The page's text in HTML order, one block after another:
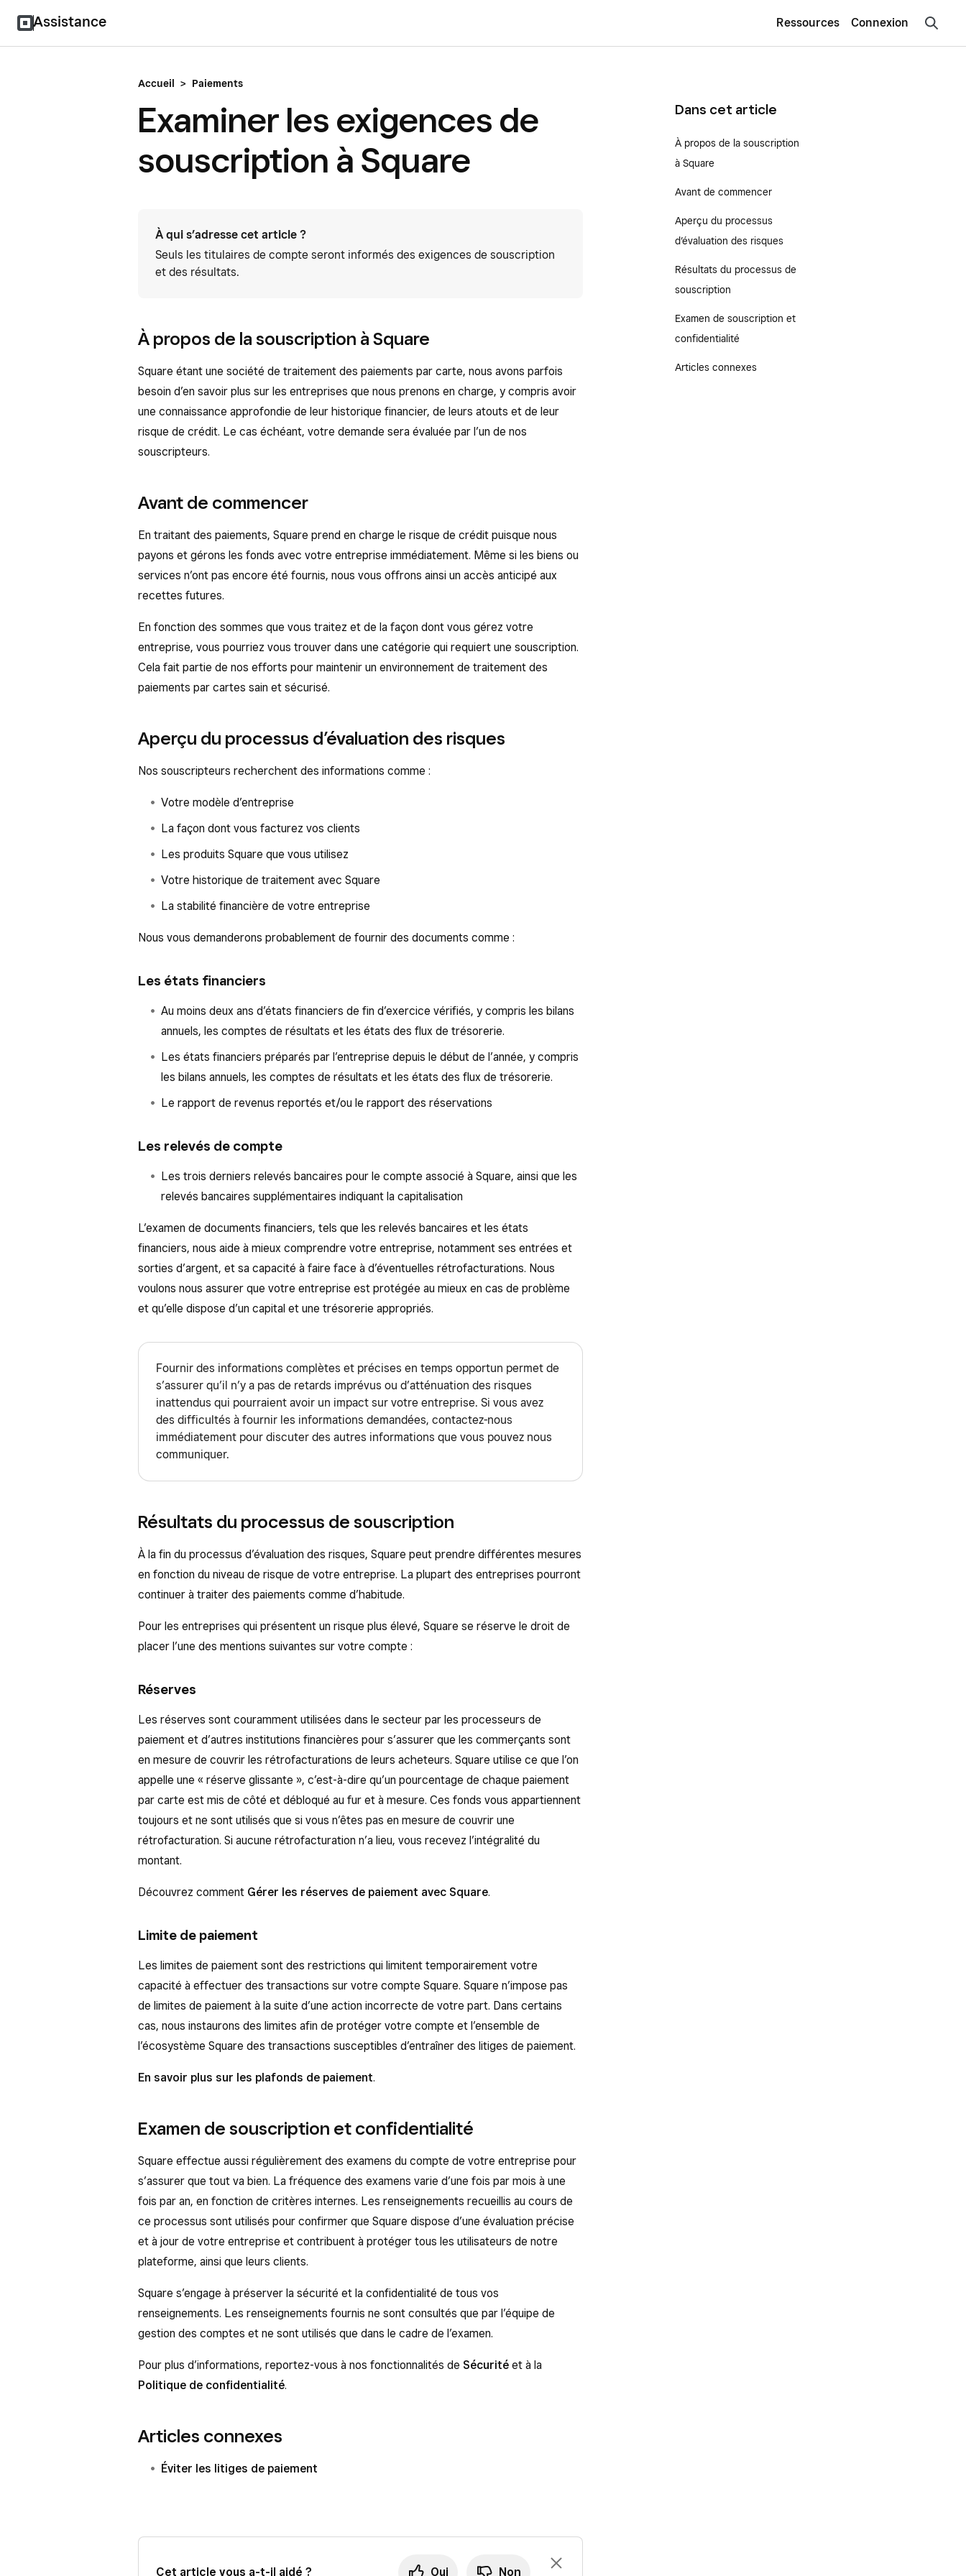
Assistance Ressources Connexion
Accueil > Paiements
Examiner les exigences de
souscription à Square
À qui s’adresse cet article ?
Seuls les titulaires de compte seront informés des exigences de souscription
et des résultats.
À propos de la souscription à Square
Square étant une société de traitement des paiements par carte, nous avons parfois
besoin d’en savoir plus sur les entreprises que nous prenons en charge, y compris avoir
une connaissance approfondie de leur historique financier, de leurs atouts et de leur
risque de crédit. Le cas échéant, votre demande sera évaluée par l’un de nos
souscripteurs.
Avant de commencer
En traitant des paiements, Square prend en charge le risque de crédit puisque nous
payons et gérons les fonds avec votre entreprise immédiatement. Même si les biens ou
services n’ont pas encore été fournis, nous vous offrons ainsi un accès anticipé aux
recettes futures.
En fonction des sommes que vous traitez et de la façon dont vous gérez votre
entreprise, vous pourriez vous trouver dans une catégorie qui requiert une souscription.
Cela fait partie de nos efforts pour maintenir un environnement de traitement des
paiements par cartes sain et sécurisé.
Aperçu du processus d’évaluation des risques
Nos souscripteurs recherchent des informations comme :
Votre modèle d’entreprise
La façon dont vous facturez vos clients
Les produits Square que vous utilisez
Votre historique de traitement avec Square
La stabilité financière de votre entreprise
Nous vous demanderons probablement de fournir des documents comme :
Les états financiers
Au moins deux ans d’états financiers de fin d’exercice vérifiés, y compris les bilans
annuels, les comptes de résultats et les états des flux de trésorerie.
Les états financiers préparés par l’entreprise depuis le début de l’année, y compris
les bilans annuels, les comptes de résultats et les états des flux de trésorerie.
Le rapport de revenus reportés et/ou le rapport des réservations
Les relevés de compte
Les trois derniers relevés bancaires pour le compte associé à Square, ainsi que les
relevés bancaires supplémentaires indiquant la capitalisation
L’examen de documents financiers, tels que les relevés bancaires et les états
financiers, nous aide à mieux comprendre votre entreprise, notamment ses entrées et
sorties d’argent, et sa capacité à faire face à d’éventuelles rétrofacturations. Nous
voulons nous assurer que votre entreprise est protégée au mieux en cas de problème
et qu’elle dispose d’un capital et une trésorerie appropriés.
Fournir des informations complètes et précises en temps opportun permet de
s’assurer qu’il n’y a pas de retards imprévus ou d’atténuation des risques
inattendus qui pourraient avoir un impact sur votre entreprise. Si vous avez
des difficultés à fournir les informations demandées, contactez-nous
immédiatement pour discuter des autres informations que vous pouvez nous
communiquer.
Résultats du processus de souscription
À la fin du processus d’évaluation des risques, Square peut prendre différentes mesures
en fonction du niveau de risque de votre entreprise. La plupart des entreprises pourront
continuer à traiter des paiements comme d’habitude.
Pour les entreprises qui présentent un risque plus élevé, Square se réserve le droit de
placer l’une des mentions suivantes sur votre compte :
Réserves
Les réserves sont couramment utilisées dans le secteur par les processeurs de
paiement et d’autres institutions financières pour s’assurer que les commerçants sont
en mesure de couvrir les rétrofacturations de leurs acheteurs. Square utilise ce que l’on
appelle une « réserve glissante », c’est-à-dire qu’un pourcentage de chaque paiement
par carte est mis de côté et débloqué au fur et à mesure. Ces fonds vous appartiennent
toujours et ne sont utilisés que si vous n’êtes pas en mesure de couvrir une
rétrofacturation. Si aucune rétrofacturation n’a lieu, vous recevez l’intégralité du
montant.
Découvrez comment Gérer les réserves de paiement avec Square.
Limite de paiement
Les limites de paiement sont des restrictions qui limitent temporairement votre
capacité à effectuer des transactions sur votre compte Square. Square n’impose pas
de limites de paiement à la suite d’une action incorrecte de votre part. Dans certains
cas, nous instaurons des limites afin de protéger votre compte et l’ensemble de
l’écosystème Square des transactions susceptibles d’entraîner des litiges de paiement.
En savoir plus sur les plafonds de paiement.
Examen de souscription et confidentialité
Square effectue aussi régulièrement des examens du compte de votre entreprise pour
s’assurer que tout va bien. La fréquence des examens varie d’une fois par mois à une
fois par an, en fonction de critères internes. Les renseignements recueillis au cours de
ce processus sont utilisés pour confirmer que Square dispose d’une évaluation précise
et à jour de votre entreprise et contribuent à protéger tous les utilisateurs de notre
plateforme, ainsi que leurs clients.
Square s’engage à préserver la sécurité et la confidentialité de tous vos
renseignements. Les renseignements fournis ne sont consultés que par l’équipe de
gestion des comptes et ne sont utilisés que dans le cadre de l’examen.
Pour plus d’informations, reportez-vous à nos fonctionnalités de Sécurité et à la
Politique de confidentialité.
Articles connexes
Éviter les litiges de paiement
Cet article vous a-t-il aidé ? Oui Non
Dans cet article
À propos de la souscription
à Square
Avant de commencer
Aperçu du processus
d’évaluation des risques
Résultats du processus de
souscription
Examen de souscription et
confidentialité
Articles connexes